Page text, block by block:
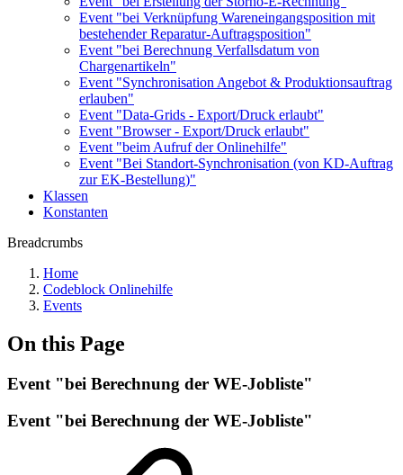
Event "bei Verknüpfung Wareneingangsposition mit
bestehender Reparatur-Auftragsposition"
Event "bei Berechnung Verfallsdatum von
Chargenartikeln"
Event "Synchronisation Angebot & Produktionsauftrag
erlauben"
Event "Data-Grids - Export/Druck erlaubt"
Event "Browser - Export/Druck erlaubt"
Event "beim Aufruf der Onlinehilfe"
Event "Bei Standort-Synchronisation (von KD-Auftrag
zur EK-Bestellung)"
Klassen
Konstanten
Breadcrumbs
Home
Codeblock Onlinehilfe
Events
On this Page
Event "bei Berechnung der WE-Jobliste"
Event "bei Berechnung der WE-Jobliste"